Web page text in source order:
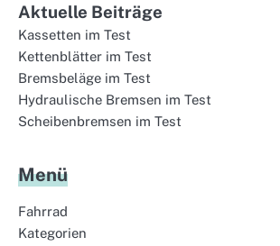
Aktuelle Beiträge
Kassetten im Test
Kettenblätter im Test
Bremsbeläge im Test
Hydraulische Bremsen im Test
Scheibenbremsen im Test
Menü
Fahrrad
Kategorien